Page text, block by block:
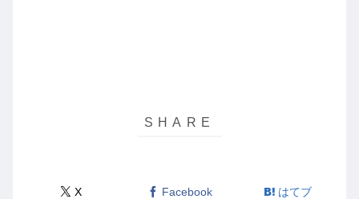
X Facebook はてブ